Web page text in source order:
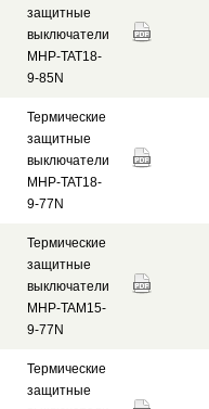
защитные
выключатели
MHP-TAT18-
9-85N
Термические
защитные
выключатели
MHP-TAT18-
9-77N
Термические
защитные
выключатели
MHP-TAM15-
9-77N
Термические
защитные